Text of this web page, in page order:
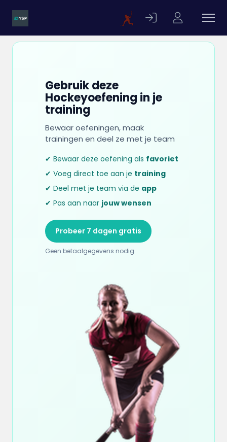
Gebruik deze
Hockeyoefening in je
training
Bewaar oefeningen, maak
trainingen en deel ze met je team
✔ Bewaar deze oefening als favoriet
✔ Voeg direct toe aan je training
✔ Deel met je team via de app
✔ Pas aan naar jouw wensen
Probeer 7 dagen gratis
Geen betaalgegevens nodig